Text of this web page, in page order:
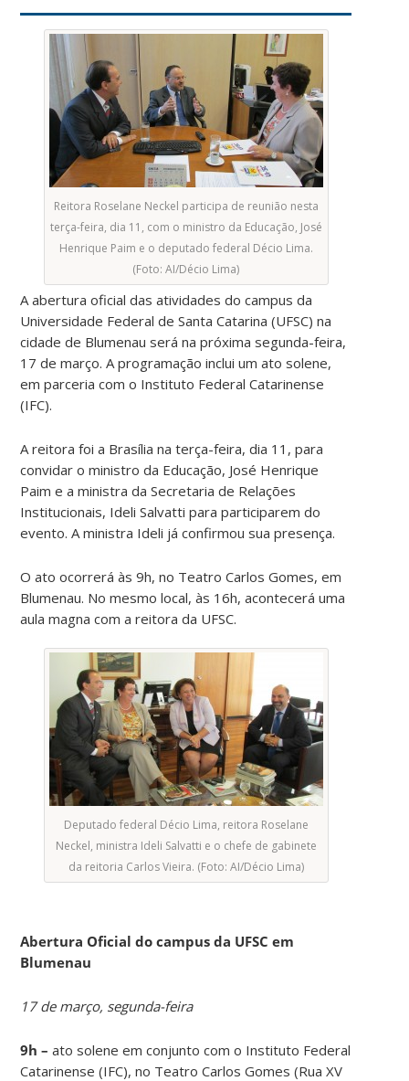
Reitora Roselane Neckel participa de reunião nesta
terça-feira, dia 11, com o ministro da Educação, José
Henrique Paim e o deputado federal Décio Lima.
(Foto: AI/Décio Lima)
A abertura oficial das atividades do campus da
Universidade Federal de Santa Catarina (UFSC) na
cidade de Blumenau será na próxima segunda-feira,
17 de março. A programação inclui um ato solene,
em parceria com o Instituto Federal Catarinense
(IFC).
A reitora foi a Brasília na terça-feira, dia 11, para
convidar o ministro da Educação, José Henrique
Paim e a ministra da Secretaria de Relações
Institucionais, Ideli Salvatti para participarem do
evento. A ministra Ideli já confirmou sua presença.
O ato ocorrerá às 9h, no Teatro Carlos Gomes, em
Blumenau. No mesmo local, às 16h, acontecerá uma
aula magna com a reitora da UFSC.
Deputado federal Décio Lima, reitora Roselane
Neckel, ministra Ideli Salvatti e o chefe de gabinete
da reitoria Carlos Vieira. (Foto: AI/Décio Lima)
Abertura Oficial do campus da UFSC em
Blumenau
17 de março, segunda-feira
9h – ato solene em conjunto com o Instituto Federal
Catarinense (IFC), no Teatro Carlos Gomes (Rua XV